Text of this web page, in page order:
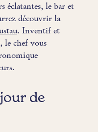
éclatantes, le bar et
découvrir la
. Inventif et
le chef vous
de